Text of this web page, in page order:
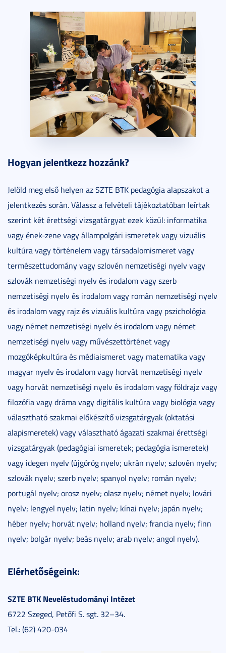
Hogyan jelentkezz hozzánk?
Jelöld meg első helyen az SZTE BTK pedagógia alapszakot a
jelentkezés során. Válassz a felvételi tájékoztatóban leírtak
szerint két érettségi vizsgatárgyat ezek közül: informatika
vagy ének-zene vagy állampolgári ismeretek vagy vizuális
kultúra vagy történelem vagy társadalomismeret vagy
természettudomány vagy szlovén nemzetiségi nyelv vagy
szlovák nemzetiségi nyelv és irodalom vagy szerb
nemzetiségi nyelv és irodalom vagy román nemzetiségi nyelv
és irodalom vagy rajz és vizuális kultúra vagy pszichológia
vagy német nemzetiségi nyelv és irodalom vagy német
nemzetiségi nyelv vagy művészettörténet vagy
mozgóképkultúra és médiaismeret vagy matematika vagy
magyar nyelv és irodalom vagy horvát nemzetiségi nyelv
vagy horvát nemzetiségi nyelv és irodalom vagy földrajz vagy
filozófia vagy dráma vagy digitális kultúra vagy biológia vagy
választható szakmai előkészítő vizsgatárgyak (oktatási
alapismeretek) vagy választható ágazati szakmai érettségi
vizsgatárgyak (pedagógiai ismeretek; pedagógia ismeretek)
vagy idegen nyelv (újgörög nyelv; ukrán nyelv; szlovén nyelv;
szlovák nyelv; szerb nyelv; spanyol nyelv; román nyelv;
portugál nyelv; orosz nyelv; olasz nyelv; német nyelv; lovári
nyelv; lengyel nyelv; latin nyelv; kínai nyelv; japán nyelv;
héber nyelv; horvát nyelv; holland nyelv; francia nyelv; finn
nyelv; bolgár nyelv; beás nyelv; arab nyelv; angol nyelv).
Elérhetőségeink:
SZTE BTK Neveléstudományi Intézet
6722 Szeged, Petőfi S. sgt. 32–34.
Tel.: (62) 420-034